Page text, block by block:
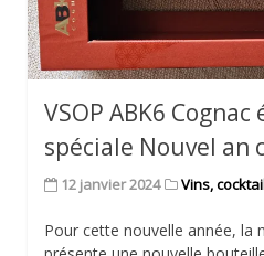
VSOP ABK6
spéciale Nouvel an
12 janvier 2024 Vins,
Pour cette nouvelle année, la